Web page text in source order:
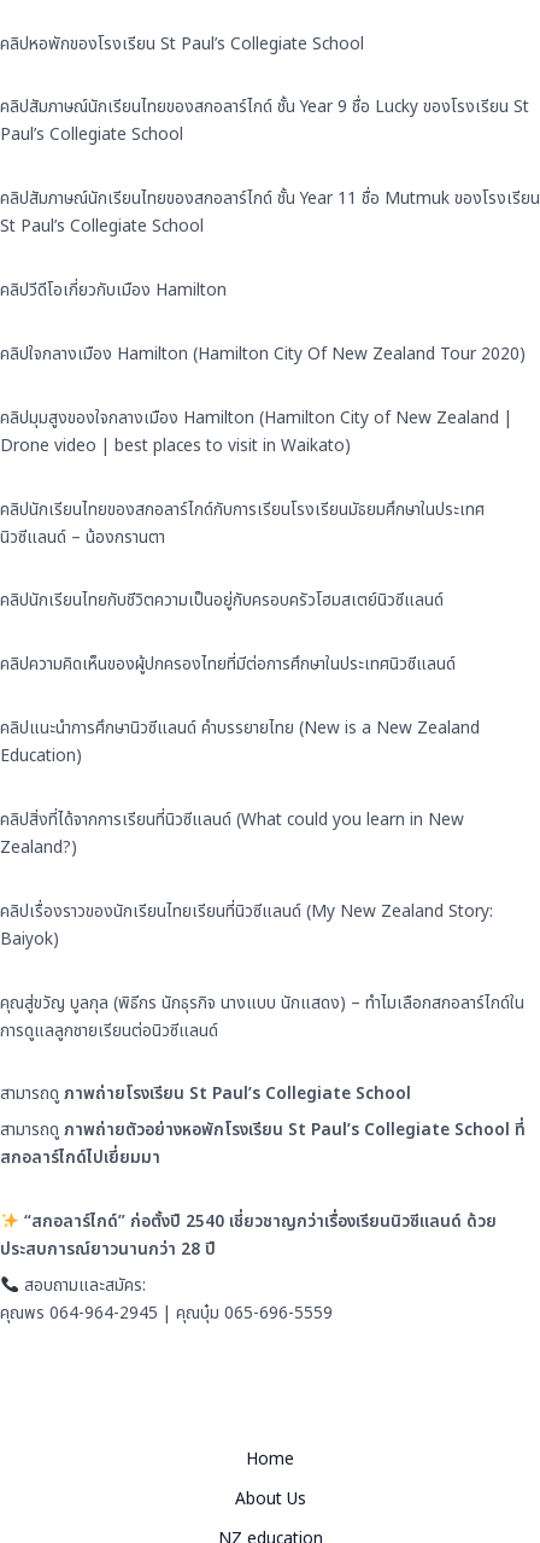
คลิปหอพักของโรงเรียน St Paul’s Collegiate School
คลิปสัมภาษณ์นักเรียนไทยของสกอลาร์ไกด์ ชั้น Year 9 ชื่อ Lucky ของโรงเรียน St
Paul’s Collegiate School
คลิปสัมภาษณ์นักเรียนไทยของสกอลาร์ไกด์ ชั้น Year 11 ชื่อ Mutmuk ของโรงเรียน
St Paul’s Collegiate School
คลิปวีดีโอเกี่ยวกับเมือง Hamilton
คลิปใจกลางเมือง Hamilton (Hamilton City Of New Zealand Tour 2020)
คลิปมุมสูงของใจกลางเมือง Hamilton (Hamilton City of New Zealand |
Drone video | best places to visit in Waikato)
คลิปนักเรียนไทยของสกอลาร์ไกด์กับการเรียนโรงเรียนมัธยมศึกษาในประเทศ
นิวซีแลนด์ – น้องกรานตา
คลิปนักเรียนไทยกับชีวิตความเป็นอยู่กับครอบครัวโฮมสเตย์นิวซีแลนด์
คลิปความคิดเห็นของผู้ปกครองไทยที่มีต่อการศึกษาในประเทศนิวซีแลนด์
คลิปแนะนำการศึกษานิวซีแลนด์ คำบรรยายไทย (New is a New Zealand
Education)
คลิปสิ่งที่ได้จากการเรียนที่นิวซีแลนด์ (What could you learn in New
Zealand?)
คลิปเรื่องราวของนักเรียนไทยเรียนที่นิวซีแลนด์ (My New Zealand Story:
Baiyok)
คุณสู่ขวัญ บูลกุล (พิธีกร นักธุรกิจ นางแบบ นักแสดง) – ทำไมเลือกสกอลาร์ไกด์ใน
การดูแลลูกชายเรียนต่อนิวซีแลนด์
สามารถดูภาพถ่ายโรงเรียน St Paul’s Collegiate School
สามารถดู ภาพถ่ายตัวอย่างหอพักโรงเรียน St Paul’s Collegiate School ที่
สกอลาร์ไกด์ไปเยี่ยมมา
“สกอลาร์ไกด์” ก่อตั้งปี 2540 เชี่ยวชาญกว่าเรื่องเรียนนิวซีแลนด์ ด้วย
ประสบการณ์ยาวนานกว่า 28ปี
สอบถามและสมัคร:
คุณพร 064-964-2945 | คุณบุ๋ม 065-696-5559
Home
About Us